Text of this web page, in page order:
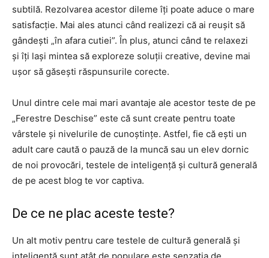
subtilă. Rezolvarea acestor dileme îți poate aduce o mare
satisfacție. Mai ales atunci când realizezi că ai reușit să
gândești „în afara cutiei”. În plus, atunci când te relaxezi
și îți lași mintea să exploreze soluții creative, devine mai
ușor să găsești răspunsurile corecte.
Unul dintre cele mai mari avantaje ale acestor teste de pe
„Ferestre Deschise” este că sunt create pentru toate
vârstele și nivelurile de cunoștințe. Astfel, fie că ești un
adult care caută o pauză de la muncă sau un elev dornic
de noi provocări, testele de inteligență și cultură generală
de pe acest blog te vor captiva.
De ce ne plac aceste teste?
Un alt motiv pentru care testele de cultură generală și